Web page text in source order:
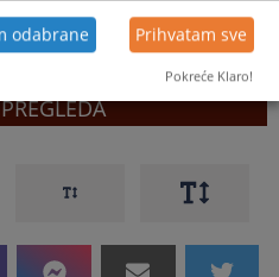
odabrane Prihvatam sve
Pokreće Klaro!